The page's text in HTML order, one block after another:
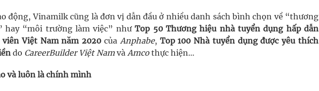
động, Vinamilk cũng là đơn vị dẫn đầu ở nhiều danh sách bình chọn về “thương
hay “môi trường làm việc” nhưTop 50 Thương hiệu nhà tuyển dụng hấp dẫn
Việt Nam năm 2020 của Anphabe, Top 100 Nhà tuyển dụng được yêu thích
do CareerBuilder Việt Nam và Amcothực hiện…
và luôn là chính mình